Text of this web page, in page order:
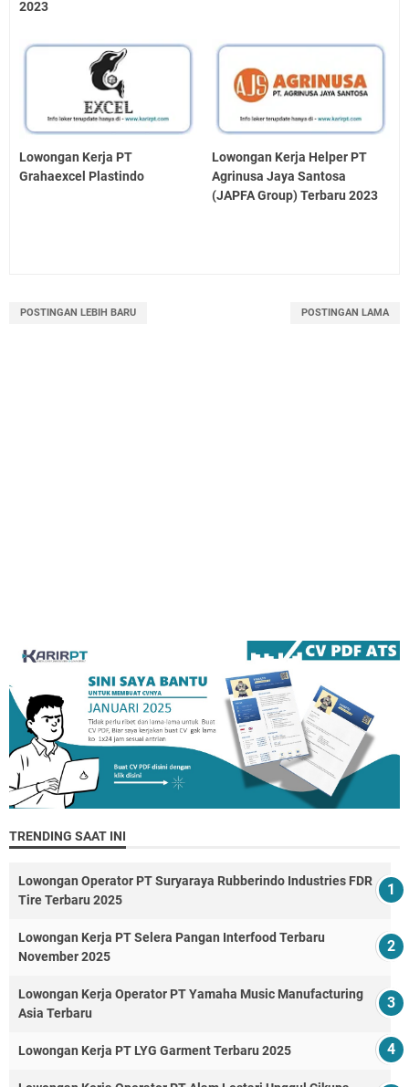
2023
Lowongan Kerja PT
Grahaexcel Plastindo
Lowongan Kerja Helper PT
Agrinusa Jaya Santosa
(JAPFA Group) Terbaru 2023
POSTINGAN LEBIH BARU POSTINGAN LAMA
TRENDING SAAT INI
Lowongan Operator PT Suryaraya Rubberindo Industries FDR
Tire Terbaru 2025
Lowongan Kerja PT Selera Pangan Interfood Terbaru
November 2025
Lowongan Kerja Operator PT Yamaha Music Manufacturing
Asia Terbaru
Lowongan Kerja PT LYG Garment Terbaru 2025